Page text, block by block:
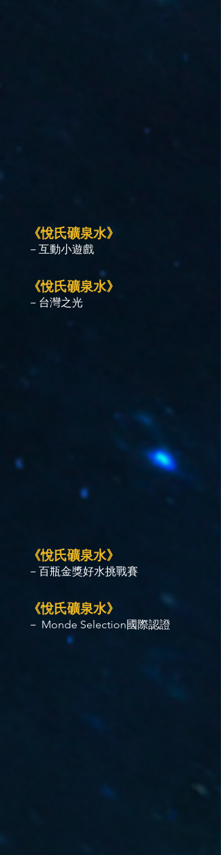
《悅氏礦泉水》
－互動小遊戲
《悅氏礦泉水》
－台灣之光
《悅氏礦泉水》
－百瓶金獎好水挑戰賽
《悅氏礦泉水》
－ Monde Selection國際認證